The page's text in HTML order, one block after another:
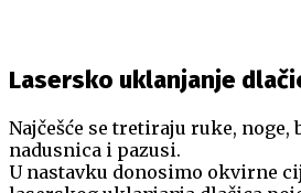
Lasersko uklanjanje
Najčešće se tretiraju ruke, noge,
nadusnica i pazusi.
U nastavku donosimo okvirne